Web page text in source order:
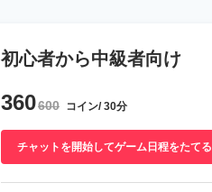
初心者から中級者向け
360600 コイン/ 30分
チャットを開始してゲーム日程をたてる